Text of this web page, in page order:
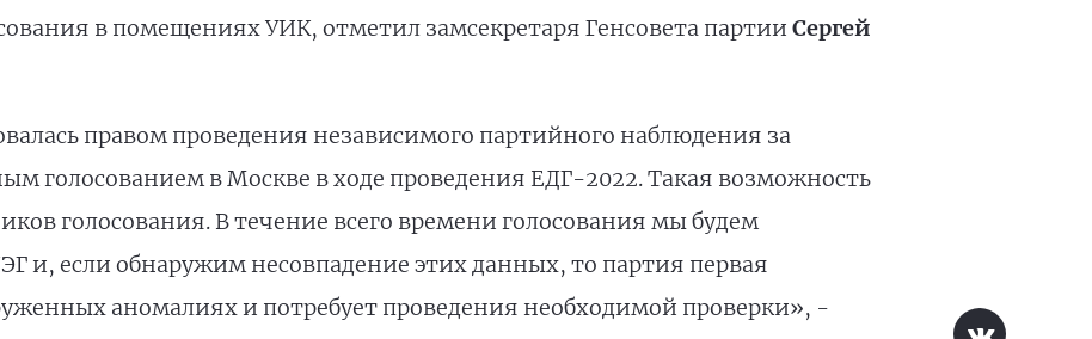
в помещениях УИК, отметил замсекретаря Генсовета партии Сергей
правом проведения независимого партийного наблюдения за
голосованием в Москве в ходе проведения ЕДГ-2022. Такая возможность
голосования. В течение всего времени голосования мы будем
и, если обнаружим несовпадение этих данных, то партия первая
аномалиях и потребует проведения необходимой проверки», -